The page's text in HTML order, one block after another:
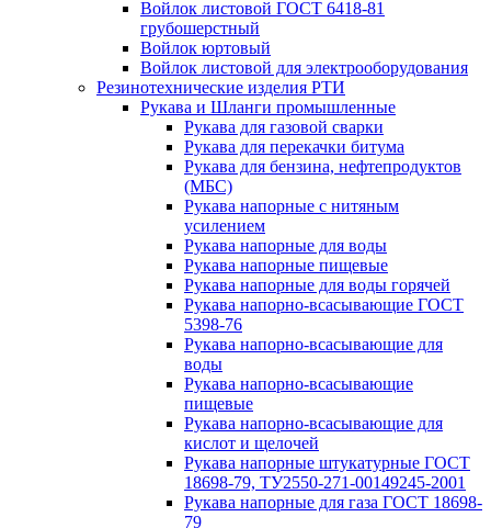
Войлок листовой ГОСТ 6418-81
грубошерстный
Войлок юртовый
Войлок листовой для электрооборудования
Резинотехнические изделия РТИ
Рукава и Шланги промышленные
Рукава для газовой сварки
Рукава для перекачки битума
Рукава для бензина, нефтепродуктов
(МБС)
Рукава напорные с нитяным
усилением
Рукава напорные для воды
Рукава напорные пищевые
Рукава напорные для воды горячей
Рукава напорно-всасывающие ГОСТ
5398-76
Рукава напорно-всасывающие для
воды
Рукава напорно-всасывающие
пищевые
Рукава напорно-всасывающие для
кислот и щелочей
Рукава напорные штукатурные ГОСТ
18698-79, ТУ2550-271-00149245-2001
Рукава напорные для газа ГОСТ 18698-
79